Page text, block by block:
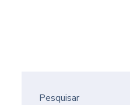
Pesquisar